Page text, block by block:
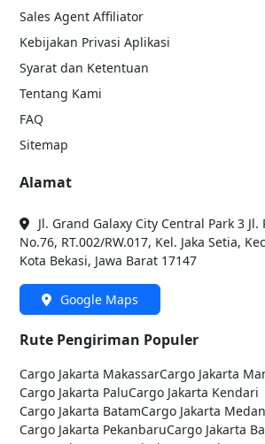
Sales Agent Affiliator
Kebijakan Privasi Aplikasi
Syarat dan Ketentuan
Tentang Kami
FAQ
Sitemap
Alamat
Jl. Grand Galaxy City Central Park 3 Jl.
No.76, RT.002/RW.017, Kel. Jaka Setia,
Kota Bekasi, Jawa Barat 17147
Google Maps
Rute Pengiriman Populer
Cargo Jakarta MakassarCargo Jakarta
Cargo Jakarta PaluCargo Jakarta Kendari
Cargo Jakarta BatamCargo Jakarta Medan
Cargo Jakarta PekanbaruCargo Jakarta